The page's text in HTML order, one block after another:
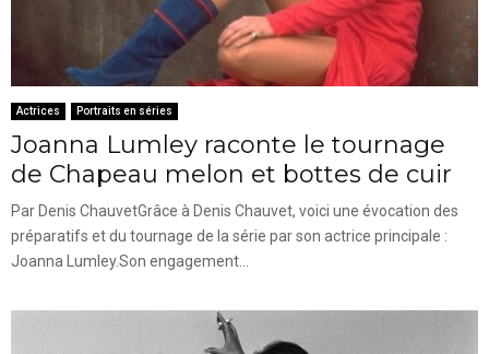
Actrices Portraits en séries
Joanna Lumley raconte le tournage
de Chapeau melon et bottes de cuir
Par Denis ChauvetGrâce à Denis Chauvet, voici une évocation des
préparatifs et du tournage de la série par son actrice principale :
Joanna Lumley.Son engagement...